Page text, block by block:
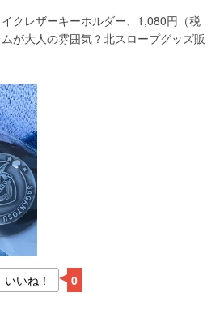
クレザーキーホルダー、1,080円（税
が大人の雰囲気？北スロープグッズ販
いいね！ 0